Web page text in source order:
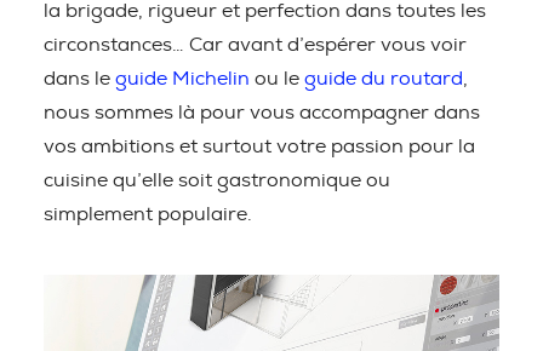
la brigade, rigueur et perfection dans toutes les
circonstances… Car avant d’espérer vous voir
dans le guide Michelin ou le guide du routard
nous sommes là pour vous accompagner dans
vos ambitions et surtout votre passion pour la
cuisine qu’elle soit gastronomique ou
simplement populaire.